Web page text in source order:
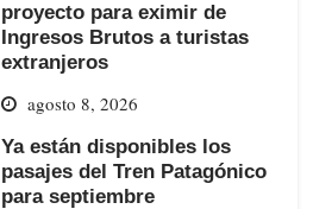
proyecto para eximir de
Ingresos Brutos a turistas
extranjeros
agosto 8, 2026
Ya están disponibles los
pasajes del Tren Patagónico
para septiembre